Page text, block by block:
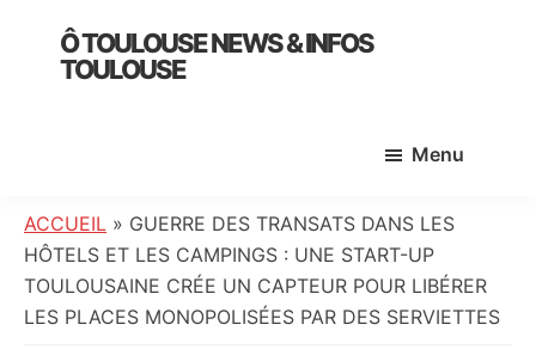
primary
Ô TOULOUSE NEWS & INFOS
TOULOUSE
:
info
locale,
société,
Menu
ACCUEIL » GUERRE DES TRANSATS DANS LES
HÔTELS ET LES CAMPINGS : UNE START-UP
TOULOUSAINE CRÉE UN CAPTEUR POUR LIBÉRER
LES PLACES MONOPOLISÉES PAR DES SERVIETTES